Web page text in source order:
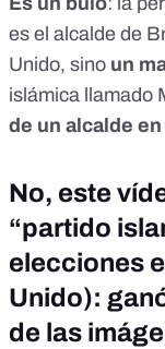
es el alcalde de
Unido, sino un
islámica llamado
de un alcalde
No, este
“partido
elecciones
Unido):
de las